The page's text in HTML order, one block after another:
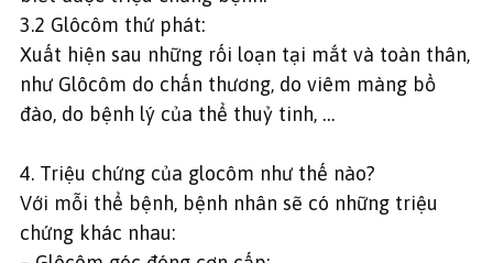
3.2 Glôcôm thứ phát:
Xuất hiện sau những rối loạn tại mắt và toàn thân,
như Glôcôm do chấn thương, do viêm màng bồ
đào, do bệnh lý của thể thuỷ tinh, …
4. Triệu chứng của glocôm như thế nào?
Với mỗi thể bệnh, bệnh nhân sẽ có những triệu
chứng khác nhau: